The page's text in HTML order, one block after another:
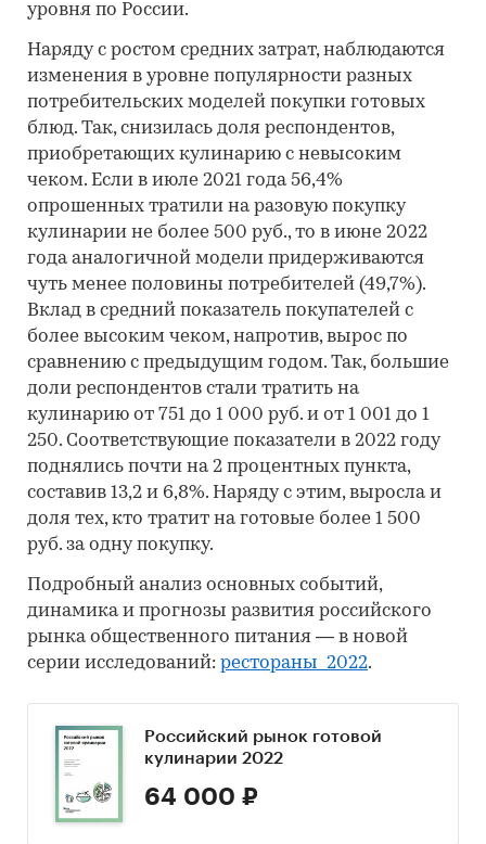
уровня по России.
Наряду с ростом средних затрат, наблюдаются
изменения в уровне популярности разных
потребительских моделей покупки готовых
блюд. Так, снизилась доля респондентов,
приобретающих кулинарию с невысоким
чеком. Если в июле 2021 года 56,4%
опрошенных тратили на разовую покупку
кулинарии не более 500 руб., то в июне 2022
года аналогичной модели придерживаются
чуть менее половины потребителей (49,7%).
Вклад в средний показатель покупателей с
более высоким чеком, напротив, вырос по
сравнению с предыдущим годом. Так, большие
доли респондентов стали тратить на
кулинарию от 751 до 1 000 руб. и от 1 001 до 1
250. Соответствующие показатели в 2022 году
поднялись почти на 2 процентных пункта,
составив 13,2 и 6,8%. Наряду с этим, выросла и
доля тех, кто тратит на готовые более 1 500
руб. за одну покупку.
Подробный анализ основных событий,
динамика и прогнозы развития российского
рынка общественного питания ― в новой
серии исследований: рестораны_2022.
Российский рынок готовой
кулинарии 2022
64 000 ₽